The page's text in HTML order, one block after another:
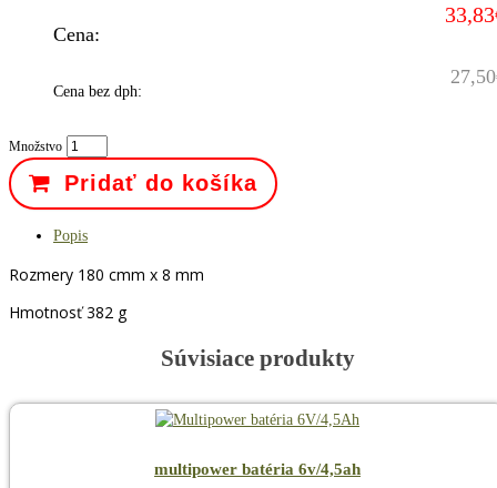
Cena:
Cena bez dph:
Množstvo
Pridať do košíka
Popis
Rozmery 180 cmm x 8 mm
Hmotnosť 382 g
Súvisiace produkty
multipower batéria 6v/4,5ah